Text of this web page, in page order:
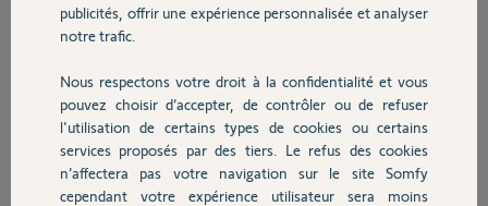
Domotique
Chauffage
Autres produits
Claude D.
Participer au fil de discussion
Réponses
publicités, offrir une expérience personnalisée et analyser
notre trafic.
Nous respectons votre droit à la confidentialité et vous
pouvez choisir d’accepter, de contrôler ou de refuser
l'utilisation de certains types de cookies ou certains
services proposés par des tiers. Le refus des cookies
n’affectera pas votre navigation sur le site Somfy
cependant votre expérience utilisateur sera moins